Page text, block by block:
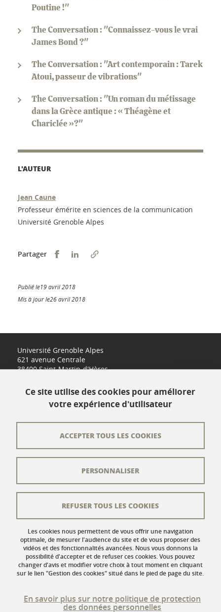
Poutine !"
The Conversation : "Connaissez-vous le vrai
James Bond ?"
The Conversation : "Art contemporain : Tarek
Atoui, passeur de vibrations"
The Conversation : "Un roman du métissage
dans la Grèce antique : « Théagène et
Chariclée »?"
L'AUTEUR
Jean Caune
Professeur émérite en sciences de la communication
Université Grenoble Alpes
Partager Partager sur Facebook
Partager sur LinkedIn
Publié le19 avril 2018
Mis à jour le26 avril 2018
Université Grenoble Alpes
621 avenue Centrale
38400 Saint-Martin-d'Hères
L'équipe éditoriale
Crédits
Mentions légales
Données personnelles
Gestion des cookies
Accessibilité : non conforme
Ce site utilise des cookies pour améliorer
votre expérience d'utilisateur
Les cookies nous permettent de vous offrir une navigation
optimale, de mesurer l'audience du site et de vous proposer des
vidéos et des fonctionnalités avancées. Nous vous donnons la
possibilité d'accepter et de refuser ces cookies. Vous pouvez
changer d'avis et modifier votre choix à tout moment en cliquant
sur le lien "Gestion des cookies" situé dans le pied de page du site.
En savoir plus sur notre politique de protection
des données personnelles
ACCEPTER TOUS LES COOKIES
REFUSER TOUS LES COOKIES
PERSONNALISER